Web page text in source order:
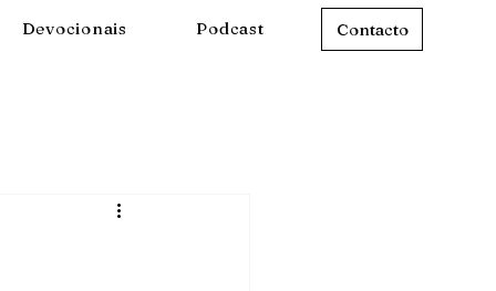
Devocionais Podcast Contacto